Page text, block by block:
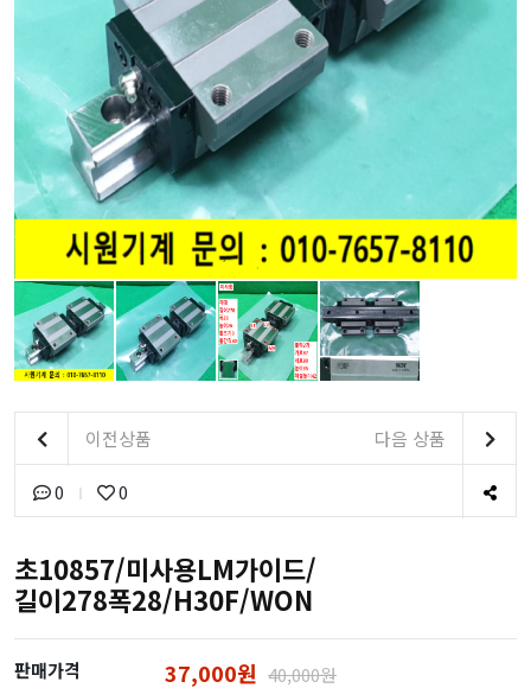
이전상품 다음 상품
0 0
초10857/미사용LM가이드/
길이278폭28/H30F/WON
판매가격 37,000원 40,000원